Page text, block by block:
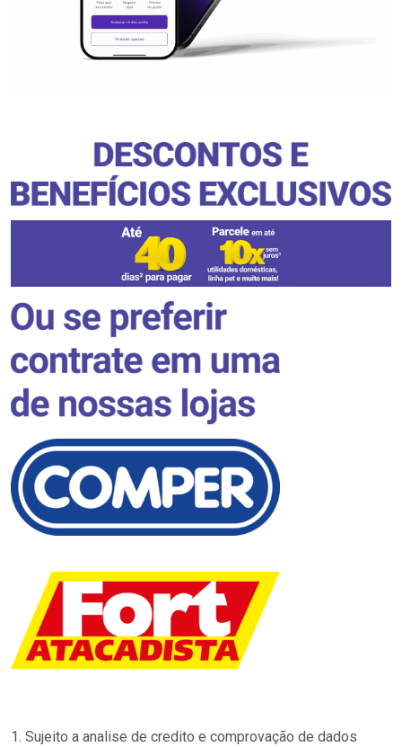
1. Sujeito a analise de credito e comprovação de dados